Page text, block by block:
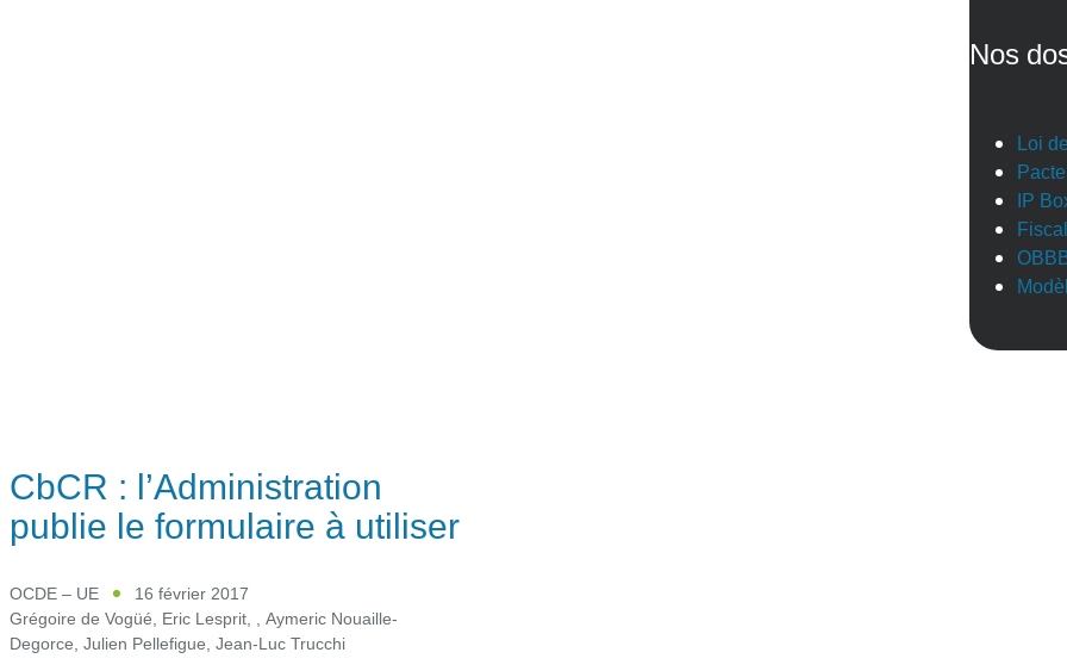
Nos
Loi
IP
CbCR : l’Administration
publie le formulaire à utiliser
OCDE – UE
16 février 2017
Grégoire de Vogüé, Eric Lesprit, , Aymeric Nouaille-
Degorce, Julien Pellefigue, Jean-Luc Trucchi